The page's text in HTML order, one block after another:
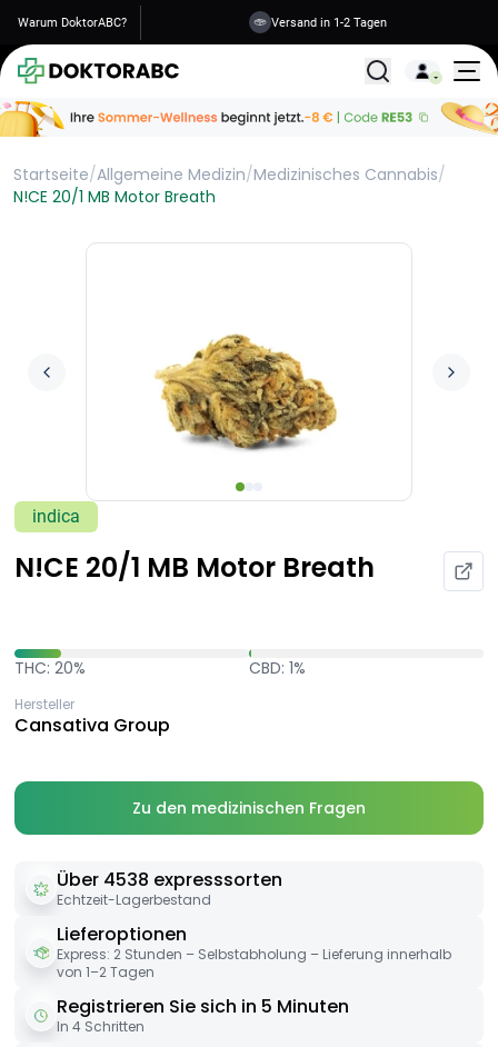
Warum DoktorABC? Versand in 1-2 Tagen
Alle
Startseite/Allgemeine Medizin/Medizinisches Cannabis/
N!CE 20/1 MB Motor Breath
indica
N!CE 20/1 MB Motor Breath
THC: 20% CBD: 1%
Hersteller
Cansativa Group
Zu den medizinischen Fragen
Über 4538 expresssorten
Echtzeit-Lagerbestand
Lieferoptionen
Express: 2 Stunden – Selbstabholung – Lieferung innerhalb
von 1–2 Tagen
Registrieren Sie sich in 5 Minuten
In 4 Schritten